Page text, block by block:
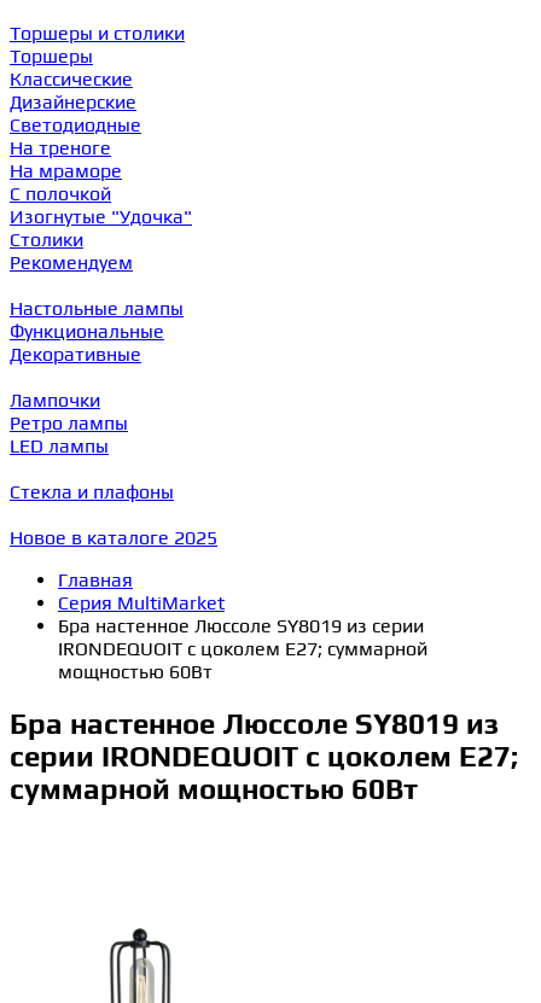
Торшеры и столики
Торшеры
Классические
Дизайнерские
Светодиодные
На треноге
На мраморе
С полочкой
Изогнутые "Удочка"
Столики
Рекомендуем
Настольные лампы
Функциональные
Декоративные
Лампочки
Ретро лампы
LED лампы
Стекла и плафоны
Новое в каталоге 2025
Главная
Серия MultiMarket
Бра настенное Люссоле SY8019 из серии
IRONDEQUOIT с цоколем E27; суммарной
мощностью 60Вт
Бра настенное Люссоле SY8019 из
серии IRONDEQUOIT с цоколем E27;
суммарной мощностью 60Вт